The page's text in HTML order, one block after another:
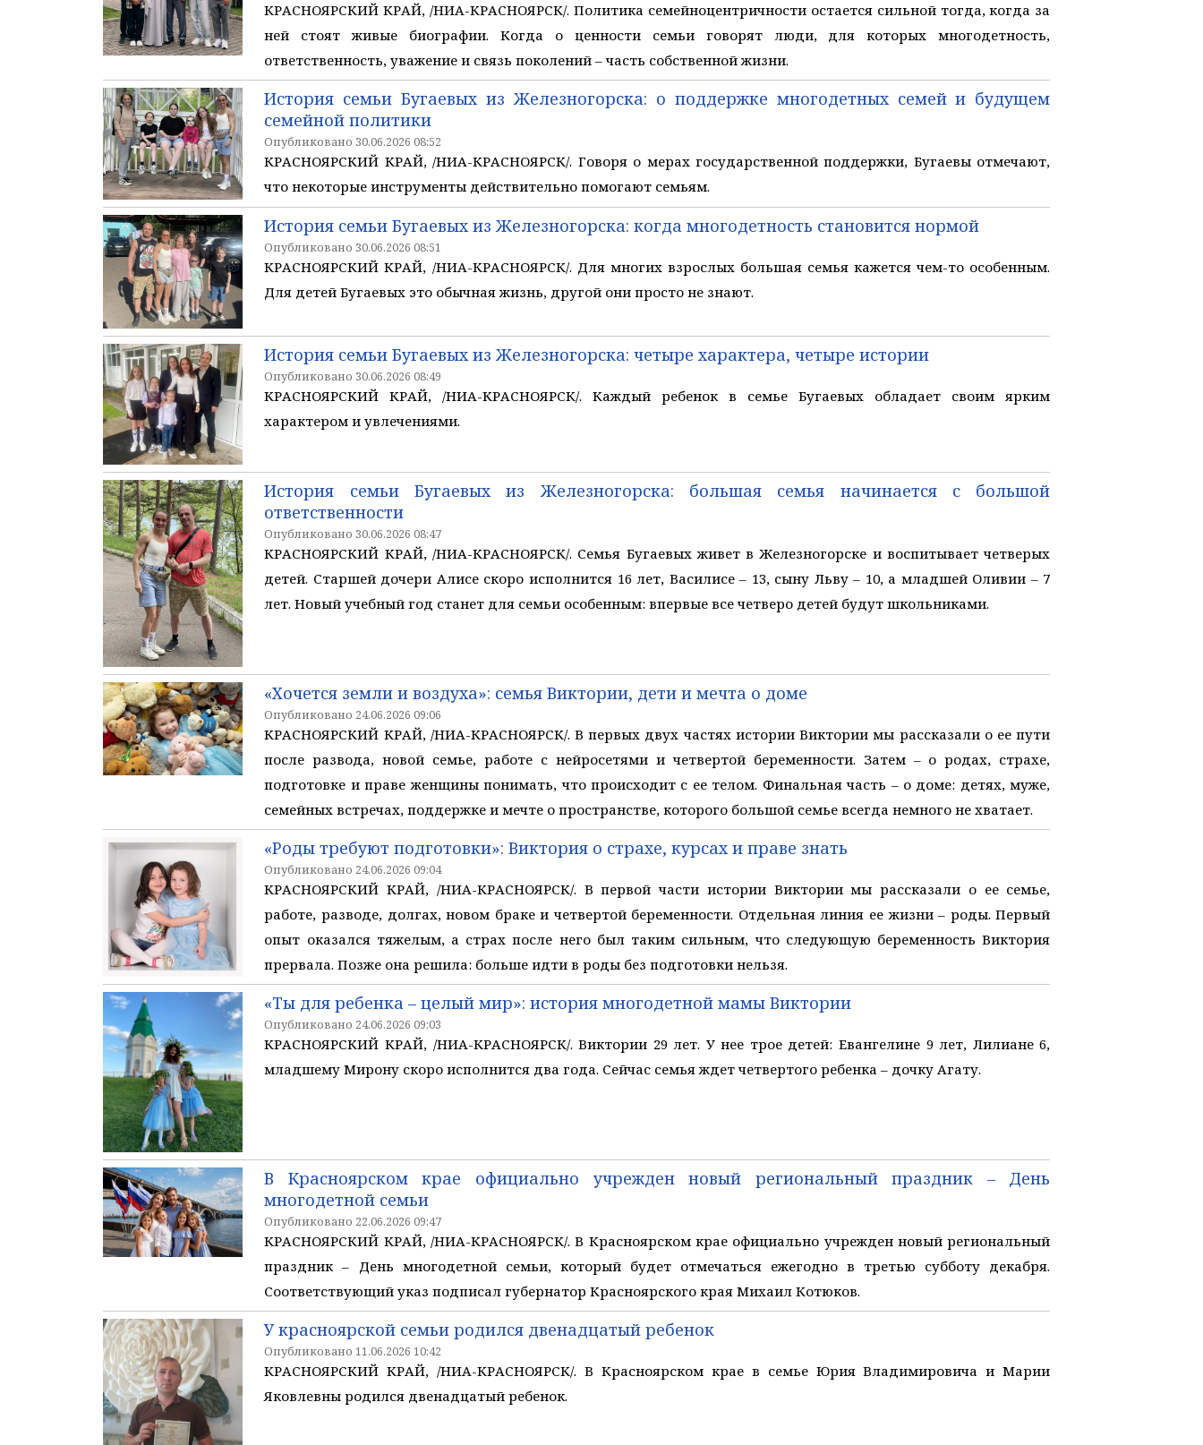
КРАСНОЯРСКИЙ КРАЙ, /НИА-КРАСНОЯРСК/. Политика семейноцентричности остается сильной тогда, когда за
ней стоят живые биографии. Когда о ценности семьи говорят люди, для которых многодетность,
ответственность, уважение и связь поколений – часть собственной жизни.
История семьи Бугаевых из Железногорска: о поддержке многодетных семей и будущем
семейной политики
Опубликовано 30.06.2026 08:52
КРАСНОЯРСКИЙ КРАЙ, /НИА-КРАСНОЯРСК/. Говоря о мерах государственной поддержки, Бугаевы отмечают,
что некоторые инструменты действительно помогают семьям.
История семьи Бугаевых из Железногорска: когда многодетность становится нормой
Опубликовано 30.06.2026 08:51
КРАСНОЯРСКИЙ КРАЙ, /НИА-КРАСНОЯРСК/. Для многих взрослых большая семья кажется чем-то особенным.
Для детей Бугаевых это обычная жизнь, другой они просто не знают.
История семьи Бугаевых из Железногорска: четыре характера, четыре истории
Опубликовано 30.06.2026 08:49
КРАСНОЯРСКИЙ КРАЙ, /НИА-КРАСНОЯРСК/. Каждый ребенок в семье Бугаевых обладает своим ярким
характером и увлечениями.
История семьи Бугаевых из Железногорска: большая семья начинается с большой
ответственности
Опубликовано 30.06.2026 08:47
КРАСНОЯРСКИЙ КРАЙ, /НИА-КРАСНОЯРСК/. Семья Бугаевых живет в Железногорске и воспитывает четверых
детей. Старшей дочери Алисе скоро исполнится 16 лет, Василисе – 13, сыну Льву – 10, а младшей Оливии – 7
лет. Новый учебный год станет для семьи особенным: впервые все четверо детей будут школьниками.
«Хочется земли и воздуха»: семья Виктории, дети и мечта о доме
Опубликовано 24.06.2026 09:06
КРАСНОЯРСКИЙ КРАЙ, /НИА-КРАСНОЯРСК/. В первых двух частях истории Виктории мы рассказали о ее пути
после развода, новой семье, работе с нейросетями и четвертой беременности. Затем – о родах, страхе,
подготовке и праве женщины понимать, что происходит с ее телом. Финальная часть – о доме: детях, муже,
семейных встречах, поддержке и мечте о пространстве, которого большой семье всегда немного не хватает.
«Роды требуют подготовки»: Виктория о страхе, курсах и праве знать
Опубликовано 24.06.2026 09:04
КРАСНОЯРСКИЙ КРАЙ, /НИА-КРАСНОЯРСК/. В первой части истории Виктории мы рассказали о ее семье,
работе, разводе, долгах, новом браке и четвертой беременности. Отдельная линия ее жизни – роды. Первый
опыт оказался тяжелым, а страх после него был таким сильным, что следующую беременность Виктория
прервала. Позже она решила: больше идти в роды без подготовки нельзя.
«Ты для ребенка – целый мир»: история многодетной мамы Виктории
Опубликовано 24.06.2026 09:03
КРАСНОЯРСКИЙ КРАЙ, /НИА-КРАСНОЯРСК/. Виктории 29 лет. У нее трое детей: Евангелине 9 лет, Лилиане 6,
младшему Мирону скоро исполнится два года. Сейчас семья ждет четвертого ребенка – дочку Агату.
В Красноярском крае официально учрежден новый региональный праздник – День
многодетной семьи
Опубликовано 22.06.2026 09:47
КРАСНОЯРСКИЙ КРАЙ, /НИА-КРАСНОЯРСК/. В Красноярском крае официально учрежден новый региональный
праздник – День многодетной семьи, который будет отмечаться ежегодно в третью субботу декабря.
Соответствующий указ подписал губернатор Красноярского края Михаил Котюков.
У красноярской семьи родился двенадцатый ребенок
Опубликовано 11.06.2026 10:42
КРАСНОЯРСКИЙ КРАЙ, /НИА-КРАСНОЯРСК/. В Красноярском крае в семье Юрия Владимировича и Марии
Яковлевны родился двенадцатый ребенок.